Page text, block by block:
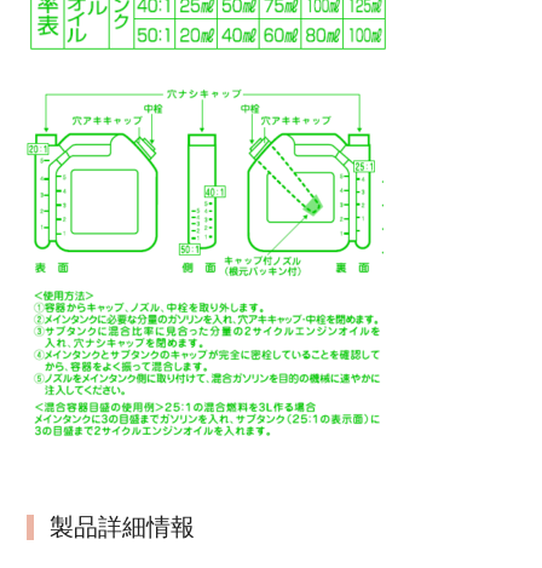
製品詳細情報